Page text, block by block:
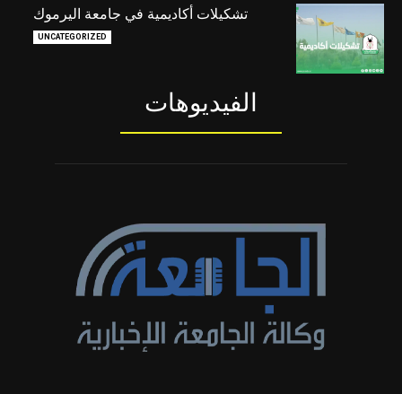
تشكيلات أكاديمية في جامعة اليرموك
UNCATEGORIZED
الفيديوهات